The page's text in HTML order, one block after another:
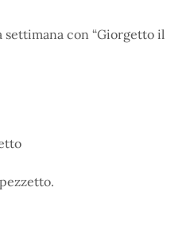
con “Giorgetto il